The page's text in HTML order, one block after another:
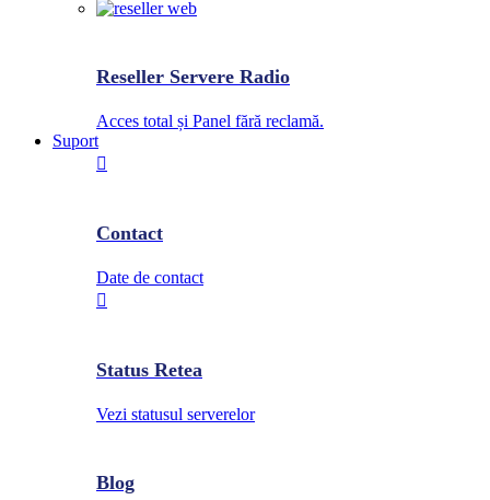
Reseller Servere Radio
Acces total și Panel fără reclamă.
Suport
Contact
Date de contact
Status Retea
Vezi statusul serverelor
Blog